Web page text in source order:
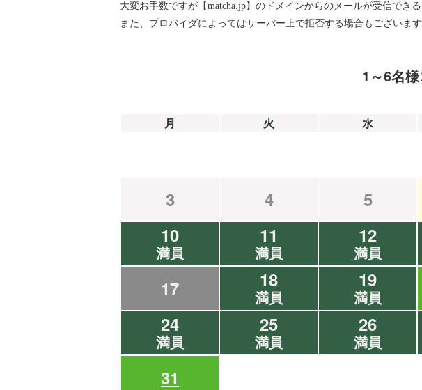
大変お手数ですが【matcha.jp】のドメインからのメールが受信でき
また、プロバイダによってはサーバー上で拒否する場合もございま
1～6名
月 火 水
3
4 5
10
満員
11
満員
12
満員
17 18
満員
19
満員
24
満員
25
満員
26
満員
31